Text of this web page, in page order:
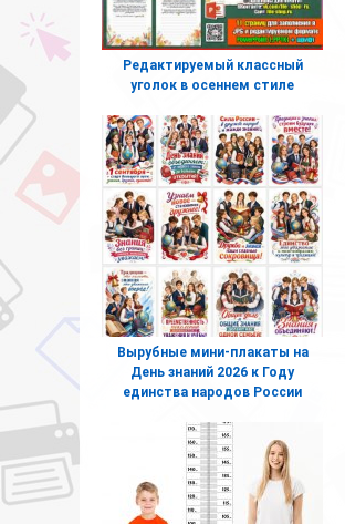
Редактируемый классный
уголок в осеннем стиле
Вырубные мини-плакаты на
День знаний 2026 к Году
единства народов России